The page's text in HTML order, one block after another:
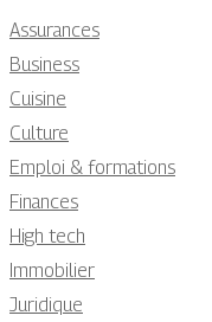
Assurances
Business
Cuisine
Culture
Emploi & formations
Finances
High tech
Immobilier
Juridique